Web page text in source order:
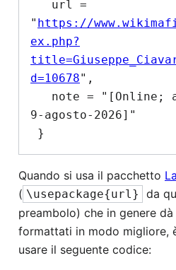
" https://
ex.php?
d=10678",
9-agosto-2026]"
Quando si usa il pacchetto
( \usepackage{url}
da
preambolo) che in genere
formattati in modo migliore,
usare il seguente codice: